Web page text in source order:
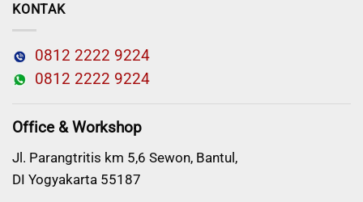
KONTAK
0812 2222 9224
0812 2222 9224
Office & Workshop
Jl. Parangtritis km 5,6 Sewon, Bantul,
DI Yogyakarta 55187